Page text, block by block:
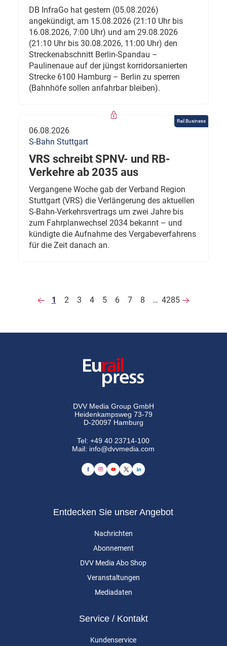
DB InfraGo hat gestern (05.08.2026)
angekündigt, am 15.08.2026 (21:10 Uhr bis
16.08.2026, 7:00 Uhr) und am 29.08.2026
(21:10 Uhr bis 30.08.2026, 11:00 Uhr) den
Streckenabschnitt Berlin-Spandau –
Paulinenaue auf der jüngst korridorsanierten
Strecke 6100 Hamburg – Berlin zu sperren
(Bahnhöfe sollen anfahrbar bleiben).
Rail Business
06.08.2026
S-Bahn Stuttgart
VRS schreibt SPNV- und RB-
Verkehre ab 2035 aus
Vergangene Woche gab der Verband Region
Stuttgart (VRS) die Verlängerung des aktuellen
S-Bahn-Verkehrsvertrags um zwei Jahre bis
zum Fahrplanwechsel 2034 bekannt – und
kündigte die Aufnahme des Vergabeverfahrens
für die Zeit danach an.
1 2 3 4 5 6 7 8 … 4285
DVV Media Group GmbH
Heidenkampsweg 73-79
D-20097 Hamburg
Tel:+49 40 23714-100
Mail: info@dvvmedia.com
Entdecken Sie unser Angebot
Nachrichten
Abonnement
DVV Media Abo Shop
Veranstaltungen
Mediadaten
Service / Kontakt
Kundenservice